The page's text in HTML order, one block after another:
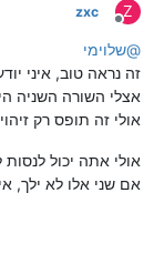
Z
מנותק
zxc
@שלוימי
זה נראה טוב, איני
אצלי השורה השניה
אולי זה תופס רק
אולי אתה יכול
אם שני אלו לא ילך,